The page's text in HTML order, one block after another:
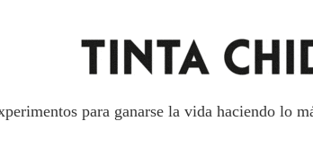
para ganarse la vida haciendo lo